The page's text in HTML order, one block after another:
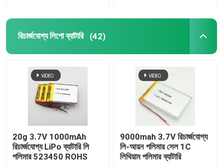
রিচার্জযোগ্য লিপো ব্যাটারি (42)
20g 3.7V 1000mAh
রিচার্জযোগ্য LiPo ব্যাটারি লি
পলিমার 523450 ROHS
9000mah 3.7V রিচার্জযোগ্য
লি-আয়ন পলিমার সেল 1C
লিথিয়াম পলিমার ব্যাটারি